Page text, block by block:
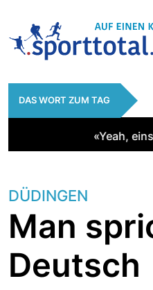
DAS WORT ZUM TAG
«Yeah, eins,
DÜDINGEN
Man
Deutsch